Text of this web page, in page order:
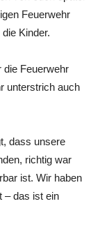
Feuerwehr
Kinder.
die Feuerwehr
unterstrich auch
dass unsere
richtig war
ist. Wir haben
– das ist ein